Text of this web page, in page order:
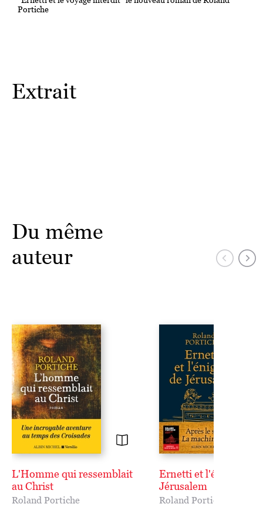
Portiche
Extrait
Du même
auteur
L'Homme qui ressemblait
au Christ
Roland Portiche
Ernetti et l'énigme de
Jérusalem
Roland Portiche